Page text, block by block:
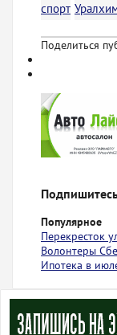
спорт
Поделиться
Популярное
Перекресток
Волонтеры
Ипотека в